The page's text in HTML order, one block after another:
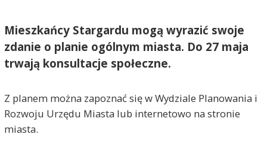
Mieszkańcy Stargardu mogą wyrazić swoje
zdanie o planie ogólnym miasta. Do 27 maja
trwają konsultacje społeczne.
Z planem można zapoznać się w Wydziale Planowania i
Rozwoju Urzędu Miasta lub internetowo na stronie
miasta.